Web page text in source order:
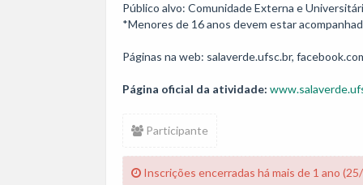
Público alvo: Comunidade Externa e
*Menores de 16 anos devem estar
Páginas na web: salaverde.ufsc.br,
Página oficial da atividade:
Participante
Inscrições encerradas há mais de 1 ano